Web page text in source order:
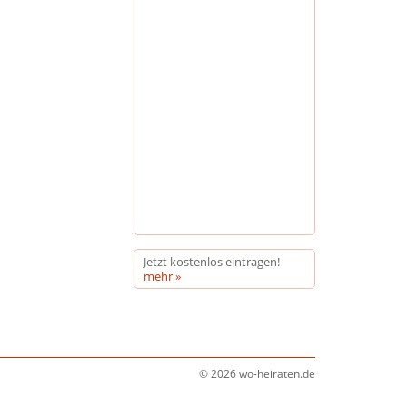
Jetzt kostenlos eintragen!
mehr »
© 2026 wo-heiraten.de